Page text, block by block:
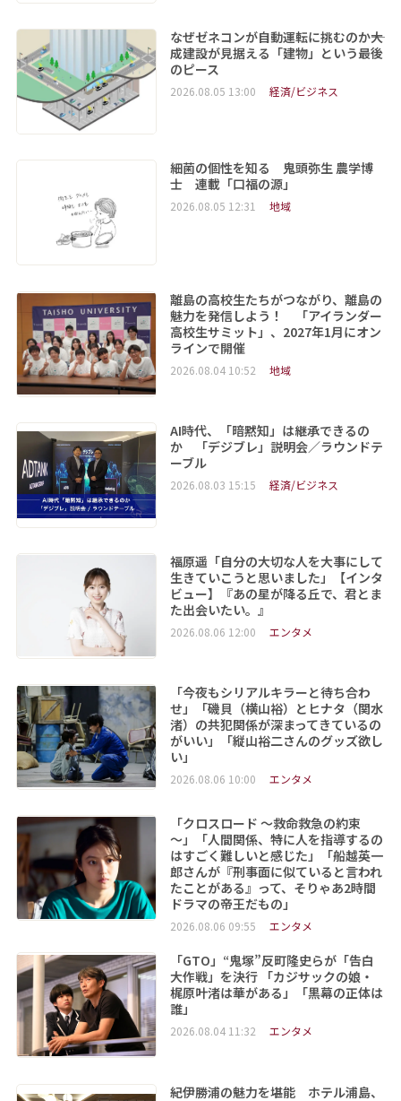
なぜゼネコンが自動運転に挑むのか――大
成建設が見据える「建物」という最後
のピース
2026.08.05 13:00 経済/ビジネス
細菌の個性を知る 鬼頭弥生 農学博
士 連載「口福の源」
2026.08.05 12:31 地域
離島の高校生たちがつながり、離島の
魅力を発信しよう！ 「アイランダー
高校生サミット」、2027年1月にオン
ラインで開催
2026.08.04 10:52 地域
AI時代、「暗黙知」は継承できるの
か 「デジブレ」説明会／ラウンドテ
ーブル
2026.08.03 15:15 経済/ビジネス
福原遥「自分の大切な人を大事にして
生きていこうと思いました」【インタ
ビュー】『あの星が降る丘で、君とま
た出会いたい。』
2026.08.06 12:00 エンタメ
「今夜もシリアルキラーと待ち合わ
せ」「磯貝（横山裕）とヒナタ（関水
渚）の共犯関係が深まってきているの
がいい」「縦山裕二さんのグッズ欲し
い」
2026.08.06 10:00 エンタメ
「クロスロード ～救命救急の約束
～」「人間関係、特に人を指導するの
はすごく難しいと感じた」「船越英一
郎さんが『刑事面に似ていると言われ
たことがある』って、そりゃあ2時間
ドラマの帝王だもの」
2026.08.06 09:55 エンタメ
「GTO」“鬼塚”反町隆史らが「告白
大作戦」を決行 「カジサックの娘・
梶原叶渚は華がある」「黒幕の正体は
誰」
2026.08.04 11:32 エンタメ
紀伊勝浦の魅力を堪能 ホテル浦島、